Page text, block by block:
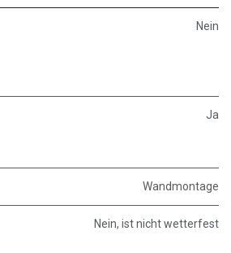
Nein
Ja
Wandmontage
Nein, ist nicht wetterfest